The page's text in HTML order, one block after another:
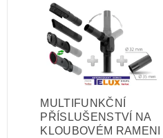
MULTIFUNKČNÍ
PŘÍSLUŠENSTVÍ NA
KLOUBOVÉM RAMENI